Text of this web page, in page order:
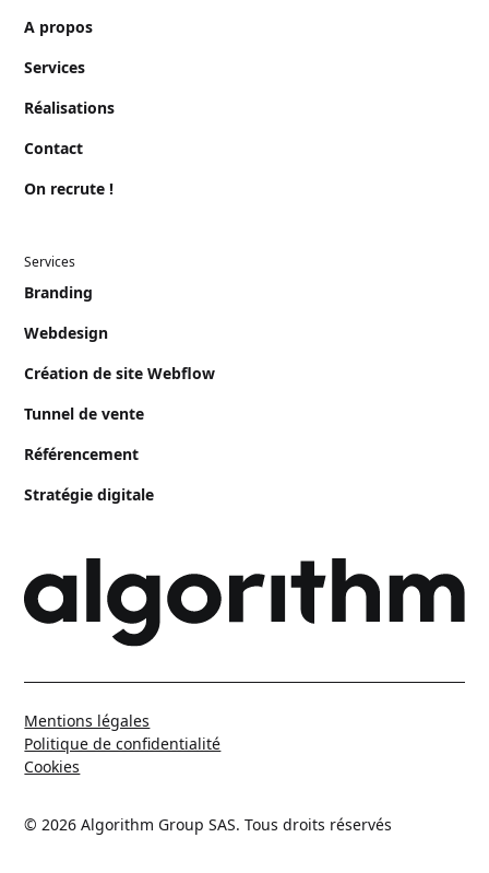
A propos
Services
Réalisations
Contact
On recrute !
Services
Branding
Webdesign
Création de site Webflow
Tunnel de vente
Référencement
Stratégie digitale
© 2026 Algorithm Group SAS. Tous droits réservés
Mentions légales
Politique de confidentialité
Cookies